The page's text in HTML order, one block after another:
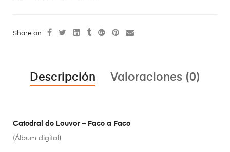
Share on:
Descripción Valoraciones (0)
Catedral de Louvor – Face a Face
(Álbum digital)